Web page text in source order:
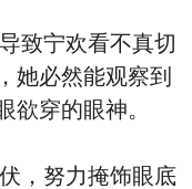
致宁欢看不真切
她必然能观察到
欲穿的眼神。
，努力掩饰眼底